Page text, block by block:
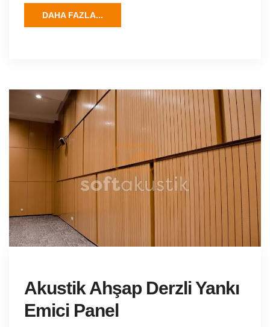
DAHA FAZLA...
Akustik Ahşap Derzli Yankı
Emici Panel